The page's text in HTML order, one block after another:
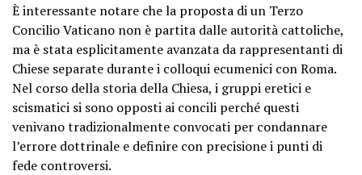
È interessante notare che la proposta di un Terzo
Concilio Vaticano non è partita dalle autorità cattoliche,
ma è stata esplicitamente avanzata da rappresentanti di
Chiese separate durante i colloqui ecumenici con Roma.
Nel corso della storia della Chiesa, i gruppi eretici e
scismatici si sono opposti ai concili perché questi
venivano tradizionalmente convocati per condannare
l’errore dottrinale e definire con precisione i punti di
fede controversi.